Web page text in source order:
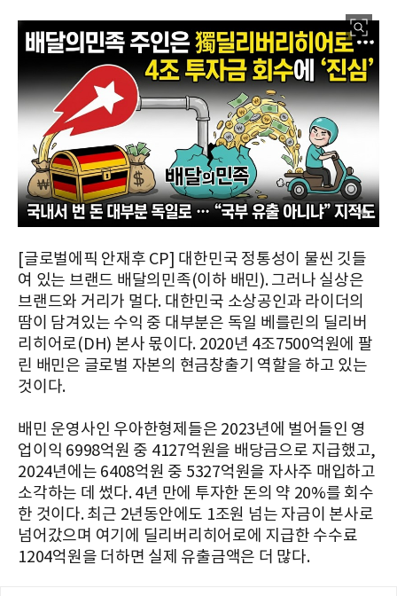
[글로벌에픽 안재후 CP] 대한민국 정통성이 물씬 깃들
여 있는 브랜드 배달의민족(이하 배민). 그러나 실상은
브랜드와 거리가 멀다. 대한민국 소상공인과 라이더의
땀이 담겨있는 수익 중 대부분은 독일 베를린의 딜리버
리히어로(DH) 본사 몫이다. 2020년 4조7500억원에 팔
린 배민은 글로벌 자본의 현금창출기 역할을 하고 있는
것이다.
배민 운영사인 우아한형제들은 2023년에 벌어들인 영
업이익 6998억원 중 4127억원을 배당금으로 지급했고,
2024년에는 6408억원 중 5327억원을 자사주 매입하고
소각하는 데 썼다. 4년 만에 투자한 돈의 약 20%를 회수
한 것이다. 최근 2년동안에도 1조원 넘는 자금이 본사로
넘어갔으며 여기에 딜리버리히어로에 지급한 수수료
1204억원을 더하면 실제 유출금액은 더 많다.